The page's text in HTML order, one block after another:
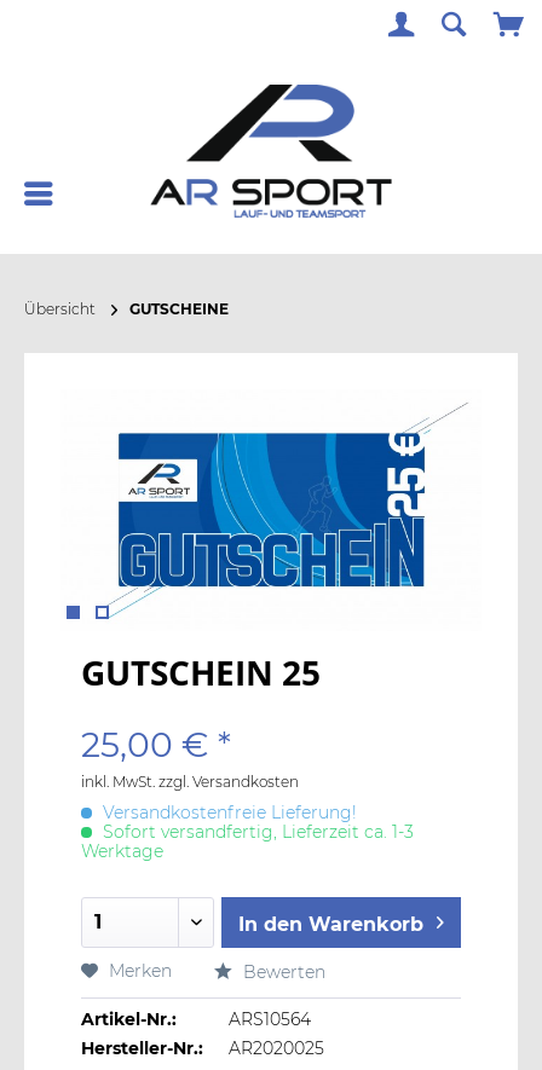
Übersicht GUTSCHEINE
GUTSCHEIN 25
25,00 € *
inkl. MwSt.zzgl. Versandkosten
Versandkostenfreie Lieferung!
Sofort versandfertig, Lieferzeit ca. 1-3
Werktage
In den Warenkorb
Merken Bewerten
Artikel-Nr.:
ARS10564
Hersteller-Nr.:
AR2020025